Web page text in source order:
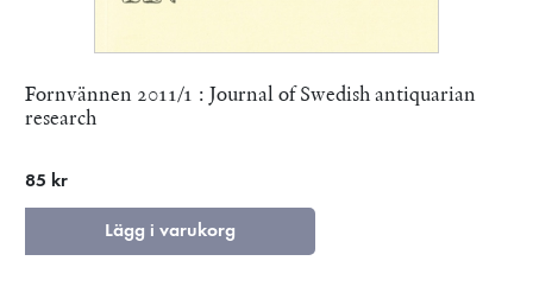
Fornvännen 2011/1 : Journal of Swedish antiquarian
research
85 kr
Lägg i varukorg